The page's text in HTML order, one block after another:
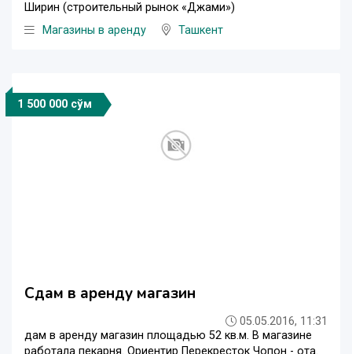
Ширин (строительный рынок «Джами»)
Магазины в аренду
Ташкент
1 500 000 сўм
Сдам в аренду магазин
05.05.2016, 11:31
дам в аренду магазин площадью 52 кв.м. В магазине